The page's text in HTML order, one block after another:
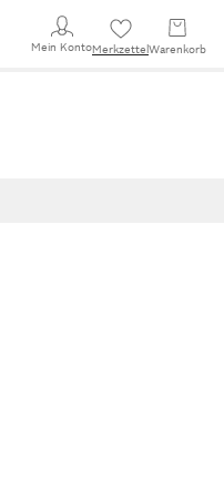
Mein KontoMerkzettel Warenkorb